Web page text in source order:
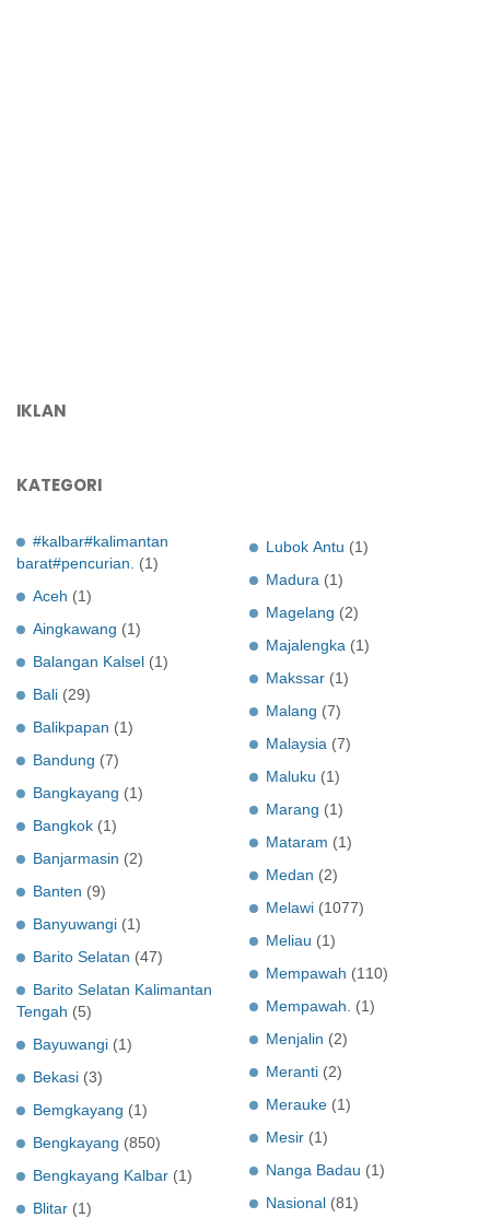
IKLAN
KATEGORI
#kalbar#kalimantan
barat#pencurian.
(1)
Aceh (1)
Aingkawang (1)
Balangan Kalsel (1)
Bali (29)
Balikpapan (1)
Bandung (7)
Bangkayang (1)
Bangkok (1)
Banjarmasin (2)
Banten (9)
Banyuwangi (1)
Barito Selatan (47)
Barito Selatan Kalimantan
Tengah (5)
Bayuwangi (1)
Bekasi (3)
Bemgkayang (1)
Bengkayang (850)
Bengkayang Kalbar (1)
Blitar (1)
Lubok Antu (1)
Madura (1)
Magelang (2)
Majalengka (1)
Makssar (1)
Malang (7)
Malaysia (7)
Maluku (1)
Marang (1)
Mataram (1)
Medan (2)
Melawi (1077)
Meliau (1)
Mempawah (110)
Mempawah.
(1)
Menjalin (2)
Meranti (2)
Merauke (1)
Mesir (1)
Nanga Badau (1)
Nasional (81)